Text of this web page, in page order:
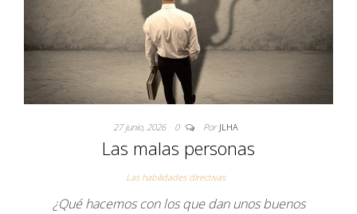
27 junio, 2026 0 Por JLHA
Las malas personas
Las habilidades directivas
¿Qué hacemos con los que dan unos buenos